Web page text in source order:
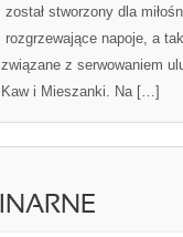
został stworzony dla
rozgrzewające napoje, a
z serwowaniem
Kaw i Mieszanki. Na […]